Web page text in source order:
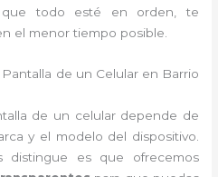
que todo esté en orden, te
el menor tiempo posible.
de un Celular en Barrio
de un celular depende de
y el modelo del dispositivo.
distingue es que ofrecemos